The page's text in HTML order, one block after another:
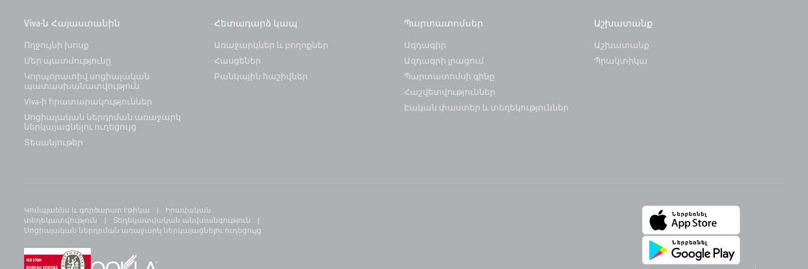
Viva-ն Հայաստանին
Ողջույնի խոսք
Մեր պատմությունը
Կորպորատիվ սոցիալական
պատասխանատվություն
Viva-ի հրատարակություններ
Սոցիալական ներդրման առաջարկ
ներկայացնելու ուղեցույց
Տեսանյութեր
Հետադարձ կապ
Առաջարկներ և բողոքներ
Հասցեներ
Բանկային հաշիվներ
Պարտատոմսեր
Ազդագիր
Ազդագրի լրացում
Պարտատոմսի գինը
Հաշվետվություններ
Էական փաստեր և տեղեկություններ
Աշխատանք
Աշխատանք
Պրակտիկա
Կոմպլաենս և գործարար էթիկա
Իրավական
տեղեկատվություն
Տեղեկատվական անվտանգություն
Սոցիալական ներդրման առաջարկ ներկայացնելու ուղեցույց